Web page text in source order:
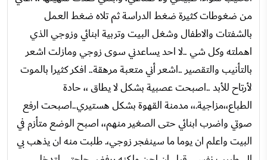
من ضغوطات كثيرة ضغط الدراسة ثم تلاه ضغط العمل
بالشفتات والاطفال وشغل البيت وتربية ابنائي وزوجي الذي
اهملته وكل شي ..لا احد يساعدني سوى زوجي ومازلت اشعر
بالتأنيب والتقصير ..اشعر أني متعبة مرهقة.. افكر كثيرا بالموت
لأرتاح للأبد ..اصبحت عصبية بشكل لا يطاق ،، حادة
الطباع،،مزاجية.،، مدمنة القهوة بشكل هستيري..اصبحت ارفع
صوتي واضرب ابنائي حتى الصغير منهم،، اصبح الوضع متأزم في
البيت واعلم ان يوما ما سينفجر زوجي،. طلبت منه ان يذهب بي